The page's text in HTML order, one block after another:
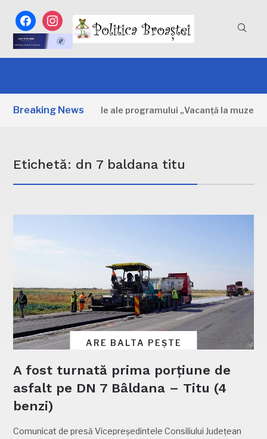
facebookinstagram
Breaking News
Primele zile ale programului „Vacanță la muzeu”
Etichetă: dn 7 baldana titu
ARE BALTA PEȘTE
A fost turnată prima porțiune de
asfalt pe DN 7 Bâldana – Titu (4
benzi)
Comunicat de presă Vicepreședintele Consiliului Județean